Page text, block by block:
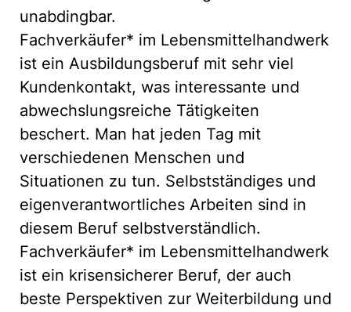
unabdingbar.
Fachverkäufer* im Lebensmittelhandwerk
ist ein Ausbildungsberuf mit sehr viel
Kundenkontakt, was interessante und
abwechslungsreiche Tätigkeiten
beschert. Man hat jeden Tag mit
verschiedenen Menschen und
Situationen zu tun. Selbstständiges und
eigenverantwortliches Arbeiten sind in
diesem Beruf selbstverständlich.
Fachverkäufer* im Lebensmittelhandwerk
ist ein krisensicherer Beruf, der auch
beste Perspektiven zur Weiterbildung und